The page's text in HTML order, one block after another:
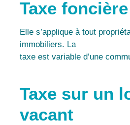
Taxe foncière
Elle s’applique à tout
immobiliers. La
taxe est variable d’une
Taxe sur un
vacant